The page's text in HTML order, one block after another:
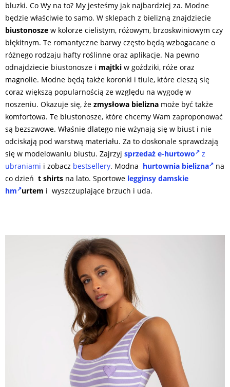
bluzki. Co Wy na to? My jesteśmy jak najbardziej za. Modne
będzie właściwie to samo. W sklepach z bielizną znajdziecie
biustonosze w kolorze cielistym, różowym, brzoskwiniowym czy
błękitnym. Te romantyczne barwy często będą wzbogacane o
różnego rodzaju hafty roślinne oraz aplikacje. Na pewno
odnajdziecie biustonosze i majtki w goździki, róże oraz
magnolie. Modne będą także koronki i tiule, które cieszą się
coraz większą popularnością ze względu na wygodę w
noszeniu. Okazuje się, że zmysłowa bielizna może być także
komfortowa. Te biustonosze, które chcemy Wam zaproponować
są bezszwowe. Właśnie dlatego nie wżynają się w biust i nie
odciskają pod warstwą materiału. Za to doskonale sprawdzają
się w modelowaniu biustu. Zajrzyj sprzedaż e-hurtowo
z
ubraniami i zobacz bestsellery. Modna hurtownia bielizna
na
co dzień t shirts na lato. Sportowe legginsy damskie
hm urtem i wyszczuplające brzuch i uda.